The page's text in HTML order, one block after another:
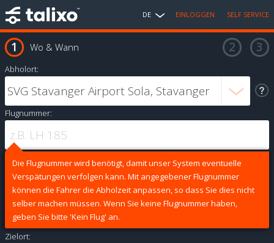
DE EINLOGGEN SELF SERVICE
Wo & Wann
Abholort:
Flugnummer:
Die Flugnummer wird benötigt, damit unser System eventuelle
Verspätungen verfolgen kann. Mit angegebener Flugnummer
können die Fahrer die Abholzeit anpassen, so dass Sie dies nicht
selber machen müssen. Wenn Sie keine Flugnummer haben,
geben Sie bitte 'Kein Flug' an.
Zielort: